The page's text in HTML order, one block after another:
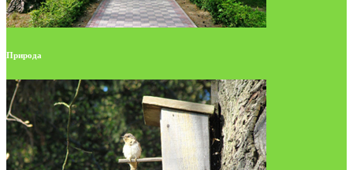
Природа